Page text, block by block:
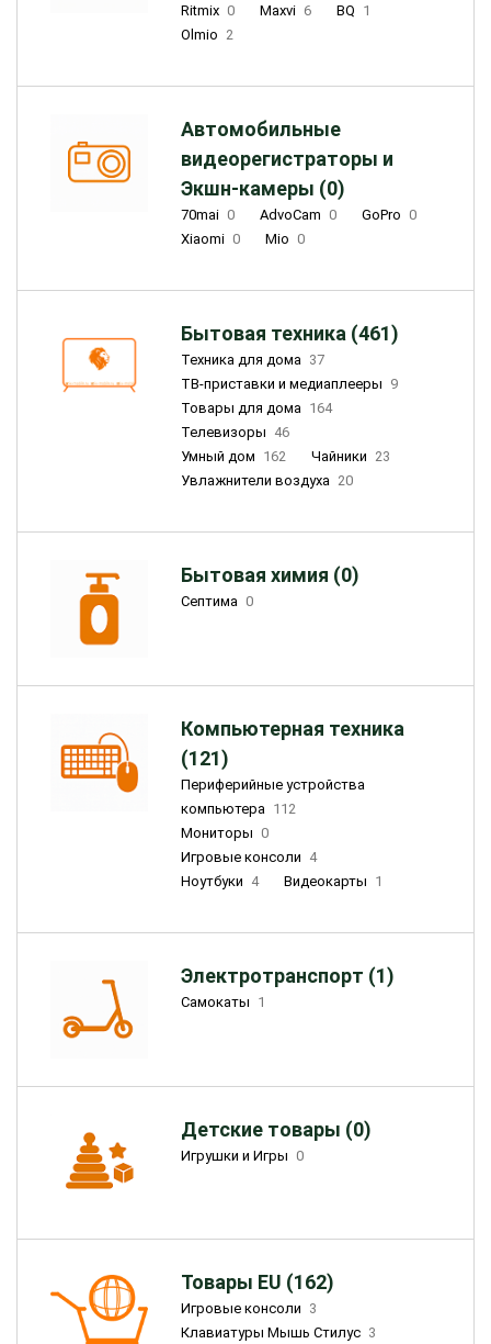
Ritmix 0 Maxvi 6 BQ 1
Olmio 2
Автомобильные
видеорегистраторы и
Экшн-камеры (0)
70mai 0 AdvoCam 0 GoPro 0
Xiaomi 0 Mio 0
Бытовая техника (461)
Техника для дома 37
ТВ-приставки и медиаплееры 9
Товары для дома 164
Телевизоры 46
Умный дом 162 Чайники 23
Увлажнители воздуха 20
Бытовая химия (0)
Септима 0
Компьютерная техника
(121)
Периферийные устройства
компьютера 112
Мониторы 0
Игровые консоли 4
Ноутбуки 4 Видеокарты 1
Электротранспорт (1)
Самокаты 1
Детские товары (0)
Игрушки и Игры 0
Товары EU (162)
Игровые консоли 3
Клавиатуры Мышь Стилус 3